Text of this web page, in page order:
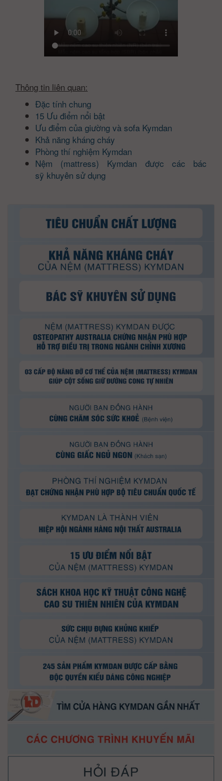
Thông tin liên quan:
Đặc tính chung
15 Ưu điểm nổi bật
Ưu điểm của giường và sofa Kymdan
Khả năng kháng cháy
Phòng thí nghiệm Kymdan
Nệm (mattress) Kymdan được các bác
sỹ khuyên sử dụng